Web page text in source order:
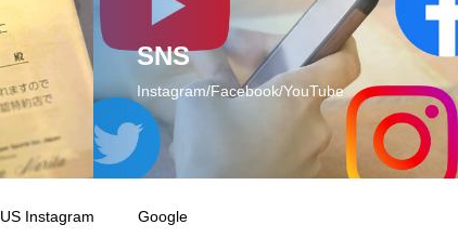
SNS
Instagram/Facebook/YouTube
US Instagram Google